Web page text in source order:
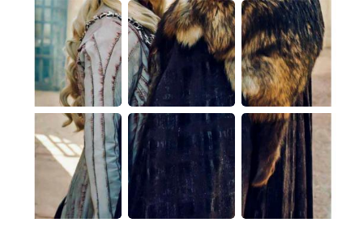
Русский ไทย
Indonesia Italiano
Türkçe Tiếng Việt
Português